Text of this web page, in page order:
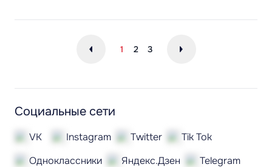
1 2 3
Социальные сети
VK Instagram Twitter
Tik Tok
Одноклассники
Яндекс.Дзен
Telegram